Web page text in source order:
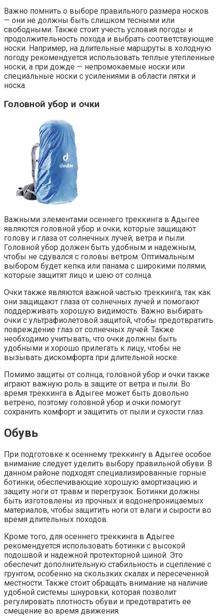
Важно помнить о выборе правильного размера носков
— они не должны быть слишком тесными или
свободными. Также стоит учесть условия погоды и
продолжительность похода и выбрать соответствующие
носки. Например, на длительные маршруты в холодную
погоду рекомендуется использовать теплые утепленные
носки, а при дожде — непромокаемые носки или
специальные носки с усилениями в области пятки и
носка.
Головной убор и очки
Важными элементами осеннего треккинга в Адыгее
являются головной убор и очки, которые защищают
голову и глаза от солнечных лучей, ветра и пыли.
Головной убор должен быть удобным и надежным,
чтобы не сдувался с головы ветром. Оптимальным
выбором будет кепка или панама с широкими полями,
которые защитят лицо и шею от солнца.
Очки также являются важной частью треккинга, так как
они защищают глаза от солнечных лучей и помогают
поддерживать хорошую видимость. Важно выбирать
очки с ультрафиолетовой защитой, чтобы предотвратить
повреждение глаз от солнечных лучей. Также
необходимо учитывать, что очки должны быть
удобными и хорошо прилегать к лицу, чтобы не
вызывать дискомфорта при длительной носке.
Помимо защиты от солнца, головной убор и очки также
играют важную роль в защите от ветра и пыли. Во
время треккинга в Адыгее может быть довольно
ветрено, поэтому головной убор и очки помогут
сохранить комфорт и защитить от пыли и сухости глаз.
Обувь
При подготовке к осеннему треккингу в Адыгее особое
внимание следует уделить выбору правильной обуви. В
данном районе подходят специализированные горные
ботинки, обеспечивающие хорошую амортизацию и
защиту ноги от травм и перегрузок. Ботинки должны
быть изготовлены из прочных и водонепроницаемых
материалов, чтобы защитить ноги от влаги и сырости во
время длительных походов.
Кроме того, для осеннего треккинга в Адыгее
рекомендуется использовать ботинки с высокой
подошвой и надежной протекторной шиной. Это
обеспечит дополнительную стабильность и сцепление с
грунтом, особенно на скользких скалах и пересеченной
местности. Также стоит обращать внимание на наличие
удобной системы шнуровки, которая позволит
регулировать плотность обуви и предотвратить ее
смещение во время движения.